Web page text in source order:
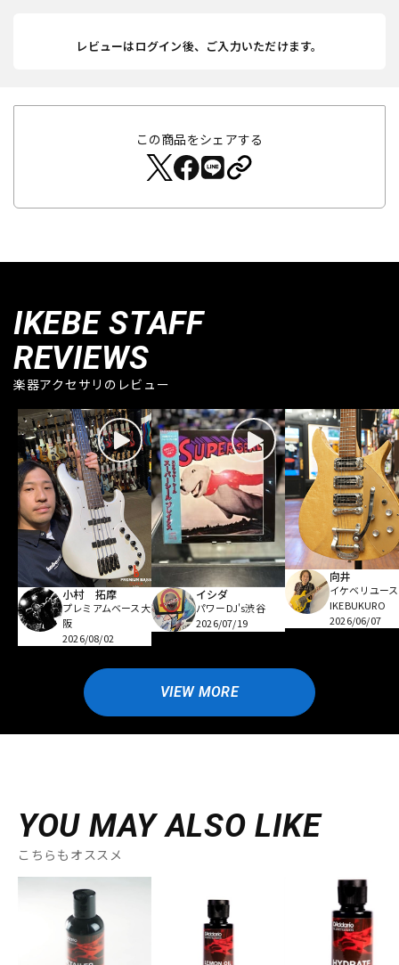
レビューはログイン後、ご入力いただけます。
この商品をシェアする
IKEBE STAFF
REVIEWS
楽器アクセサリのレビュー
小村 拓摩
プレミアムベース大
阪
2026/08/02
イシダ
パワーDJ's渋谷
2026/07/19
向井
イケベリユース
IKEBUKURO
2026/06/07
VIEW MORE
YOU MAY ALSO LIKE
こちらもオススメ